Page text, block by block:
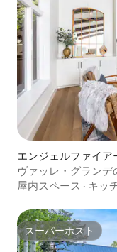
エンジェルファイア
ヴァッレ・グランデ
屋内スペース · キッ
スーパーホスト
スーパーホスト